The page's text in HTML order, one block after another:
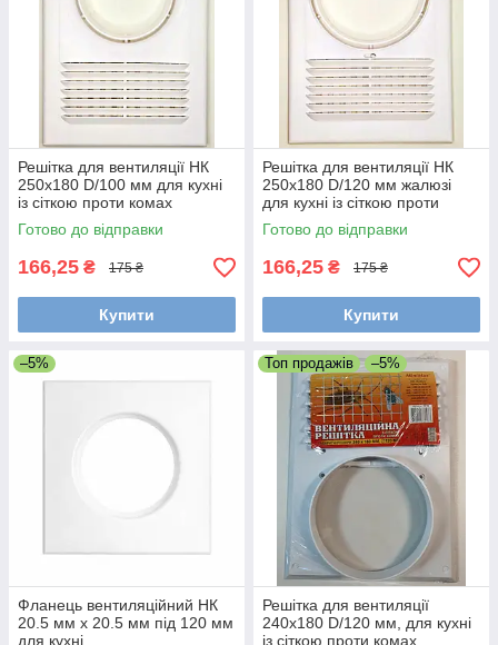
Решітка для вентиляції НК
250х180 D/100 мм для кухні
із сіткою проти комах
Готово до відправки
166,25 ₴ 175 ₴
Купити
Решітка для вентиляції НК
250х180 D/120 мм жалюзі
для кухні із сіткою проти
комах
Готово до відправки
166,25 ₴ 175 ₴
Купити
–5%
Фланець вентиляційний НК
20.5 мм х 20.5 мм під 120 мм
для кухні
Топ продажів –5%
Решітка для вентиляції
240х180 D/120 мм, для кухні
із сіткою проти комах